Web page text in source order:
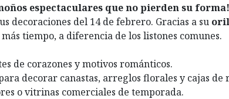
espectaculares que no pierden su forma!
decoraciones del 14 de febrero. Gracias a su
tiempo, a diferencia de los listones comunes.
de corazones y motivos románticos.
decorar canastas, arreglos florales y cajas de
o vitrinas comerciales de temporada.